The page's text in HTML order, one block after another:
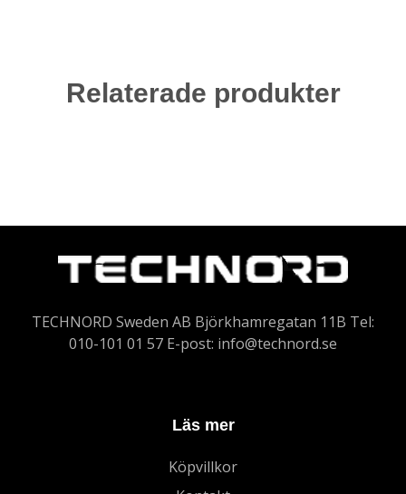
Relaterade produkter
TECHNORD Sweden AB Björkhamregatan 11B Tel:
010-101 01 57 E-post: info@technord.se
Läs mer
Köpvillkor